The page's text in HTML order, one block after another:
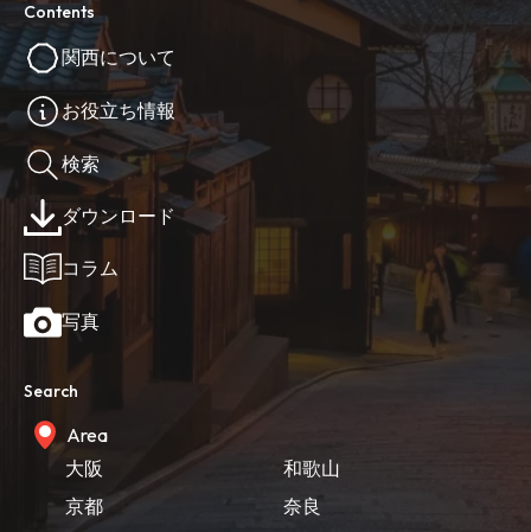
Contents
関西について
お役立ち情報
検索
ダウンロード
コラム
写真
Search
Area
大阪
京都
和歌山
奈良